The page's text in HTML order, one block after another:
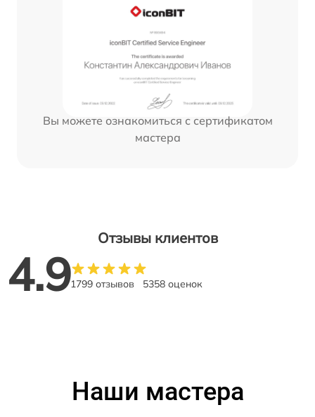
Вы можете ознакомиться с сертификатом
мастера
Отзывы клиентов
4.91799 отзывов 5358 оценок
Наши мастера